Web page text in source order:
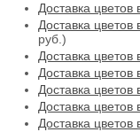
Доставка цветов
Доставка
руб.)
Доставка
Доставка цветов
Доставка цветов
Доставка цветов
Доставка цветов